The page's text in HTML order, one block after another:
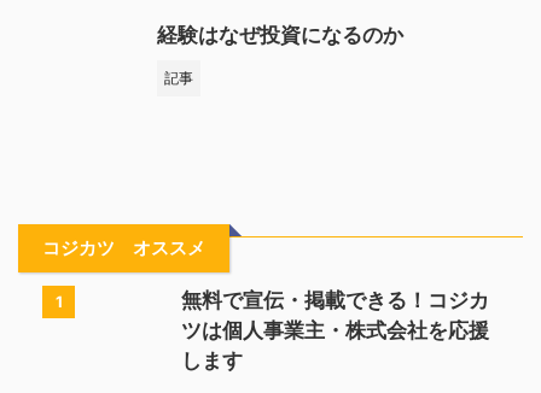
経験はなぜ投資になるのか
記事
コジカツ オススメ
1
無料で宣伝・掲載できる！コジカ
ツは個人事業主・株式会社を応援
します